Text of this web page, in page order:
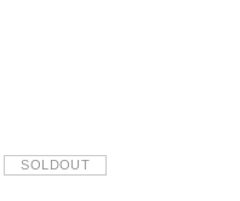
SOLDOUT